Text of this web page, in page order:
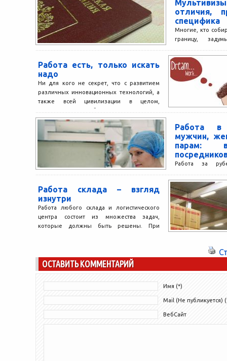
отличия,
специфика
Многие, кто
границу,
возникает вопрос
Работа есть, только искать
надо
Ни для кого не секрет, что с развитием
различных инновационных технологий, а
также всей цивилизации в целом,
возрастают и потребности...
Работа
мужчин,
парам:
Работа за
экономического
украинские
трудоустроиться
Работа склада – взгляд
изнутри
Работа любого склада и логистического
центра состоит из множества задач,
которые должны быть решены. При
ОСТАВИТЬ КОММЕНТАРИЙ
Имя (*)
Mail (Не публикуется)
ВебСайт